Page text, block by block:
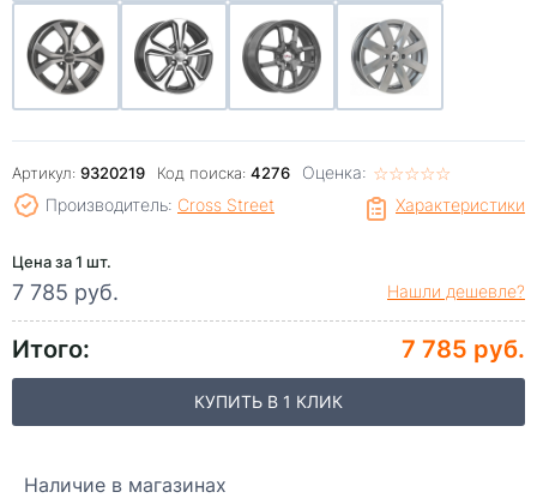
Артикул: 9320219 Код поиска: 4276 Оценка: ☆☆☆☆☆
★★★★★
Характеристики
Производитель: Cross Street
Цена за 1 шт.
7 785 руб. Нашли дешевле?
Итого: 7 785 руб.
КУПИТЬ В 1 КЛИК
Наличие в магазинах